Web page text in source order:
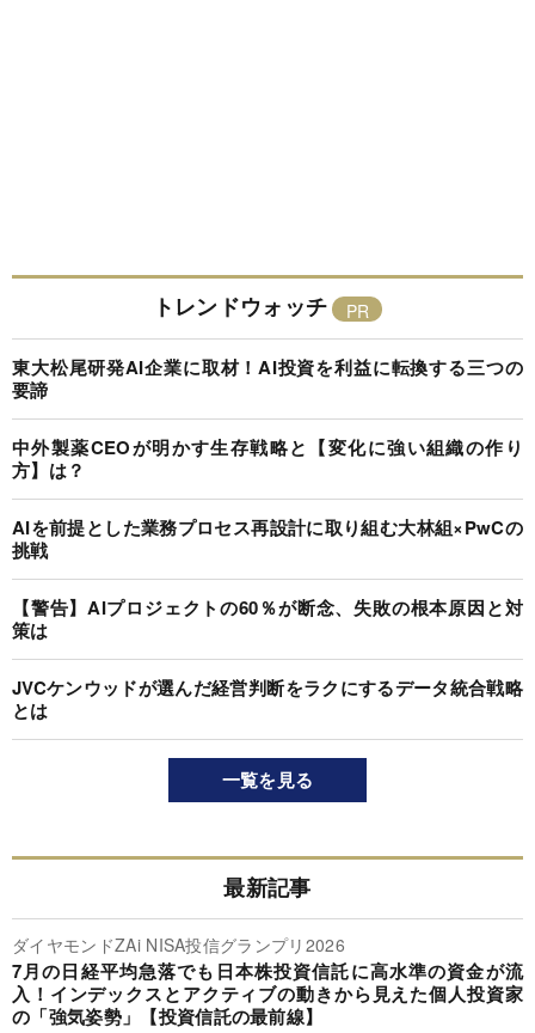
トレンドウォッチ
東大松尾研発AI企業に取材！AI投資を利益に転換する三つの
要諦
中外製薬CEOが明かす生存戦略と【変化に強い組織の作り
方】は？
AIを前提とした業務プロセス再設計に取り組む大林組×PwCの
挑戦
【警告】AIプロジェクトの60％が断念、失敗の根本原因と対
策は
JVCケンウッドが選んだ経営判断をラクにするデータ統合戦略
とは
一覧を見る
最新記事
ダイヤモンドZAi NISA投信グランプリ2026
7月の日経平均急落でも日本株投資信託に高水準の資金が流
入！インデックスとアクティブの動きから見えた個人投資家
の「強気姿勢」【投資信託の最前線】